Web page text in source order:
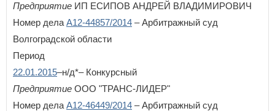
Предприятие ИП ЕСИПОВ АНДРЕЙ ВЛАДИМИРОВИЧ
Номер дела А12-44857/2014 – Арбитражный суд
Волгоградской области
Период
22.01.2015–н/д*– Конкурсный
Предприятие ООО "ТРАНС-ЛИДЕР"
Номер дела А12-46449/2014 – Арбитражный суд